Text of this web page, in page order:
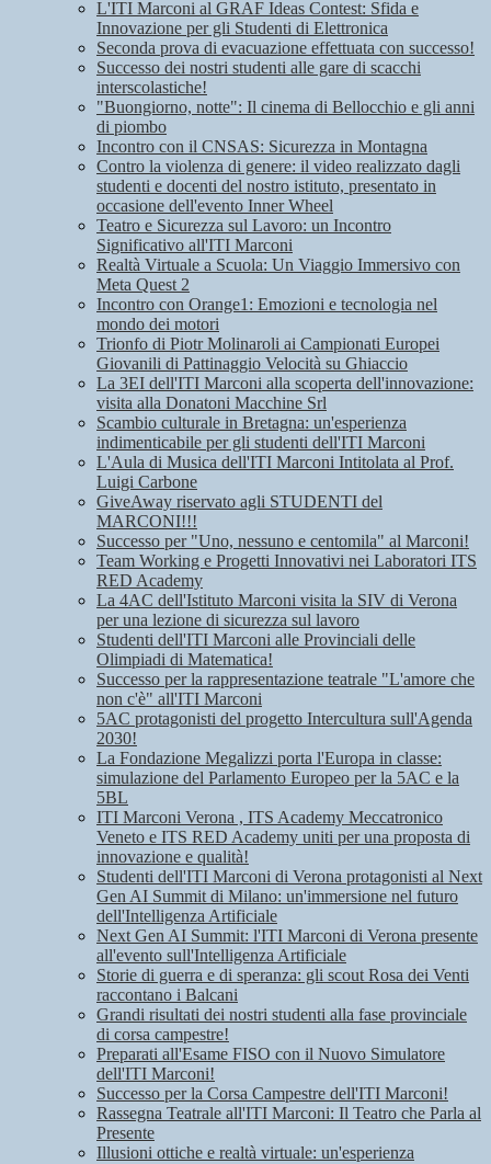
L'ITI Marconi al GRAF Ideas Contest: Sfida e
Innovazione per gli Studenti di Elettronica
Seconda prova di evacuazione effettuata con successo!
Successo dei nostri studenti alle gare di scacchi
interscolastiche!
"Buongiorno, notte": Il cinema di Bellocchio e gli anni
di piombo
Incontro con il CNSAS: Sicurezza in Montagna
Contro la violenza di genere: il video realizzato dagli
studenti e docenti del nostro istituto, presentato in
occasione dell'evento Inner Wheel
Teatro e Sicurezza sul Lavoro: un Incontro
Significativo all'ITI Marconi
Realtà Virtuale a Scuola: Un Viaggio Immersivo con
Meta Quest 2
Incontro con Orange1: Emozioni e tecnologia nel
mondo dei motori
Trionfo di Piotr Molinaroli ai Campionati Europei
Giovanili di Pattinaggio Velocità su Ghiaccio
La 3EI dell'ITI Marconi alla scoperta dell'innovazione:
visita alla Donatoni Macchine Srl
Scambio culturale in Bretagna: un'esperienza
indimenticabile per gli studenti dell'ITI Marconi
L'Aula di Musica dell'ITI Marconi Intitolata al Prof.
Luigi Carbone
GiveAway riservato agli STUDENTI del
MARCONI!!!
Successo per "Uno, nessuno e centomila" al Marconi!
Team Working e Progetti Innovativi nei Laboratori ITS
RED Academy
La 4AC dell'Istituto Marconi visita la SIV di Verona
per una lezione di sicurezza sul lavoro
Studenti dell'ITI Marconi alle Provinciali delle
Olimpiadi di Matematica!
Successo per la rappresentazione teatrale "L'amore che
non c'è" all'ITI Marconi
5AC protagonisti del progetto Intercultura sull'Agenda
2030!
La Fondazione Megalizzi porta l'Europa in classe:
simulazione del Parlamento Europeo per la 5AC e la
5BL
ITI Marconi Verona , ITS Academy Meccatronico
Veneto e ITS RED Academy uniti per una proposta di
innovazione e qualità!
Studenti dell'ITI Marconi di Verona protagonisti al Next
Gen AI Summit di Milano: un'immersione nel futuro
dell'Intelligenza Artificiale
Next Gen AI Summit: l'ITI Marconi di Verona presente
all'evento sull'Intelligenza Artificiale
Storie di guerra e di speranza: gli scout Rosa dei Venti
raccontano i Balcani
Grandi risultati dei nostri studenti alla fase provinciale
di corsa campestre!
Preparati all'Esame FISO con il Nuovo Simulatore
dell'ITI Marconi!
Successo per la Corsa Campestre dell'ITI Marconi!
Rassegna Teatrale all'ITI Marconi: Il Teatro che Parla al
Presente
Illusioni ottiche e realtà virtuale: un'esperienza